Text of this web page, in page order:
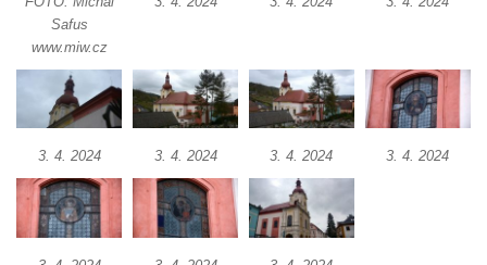
Výklenková kaple Piety ve Svojkově
Kostel Nejsvětější Trojice ve Velenicích
Kostel svatého Vavřince v Okounově
Kostel svatých Petra a Pavla v Semilech
Kostel svaté Máří Magdaleny u hradu
Krasíkov
Safus
www.miw.cz
3. 4. 2024 3. 4. 2024 3. 4. 2024 3. 4. 2024